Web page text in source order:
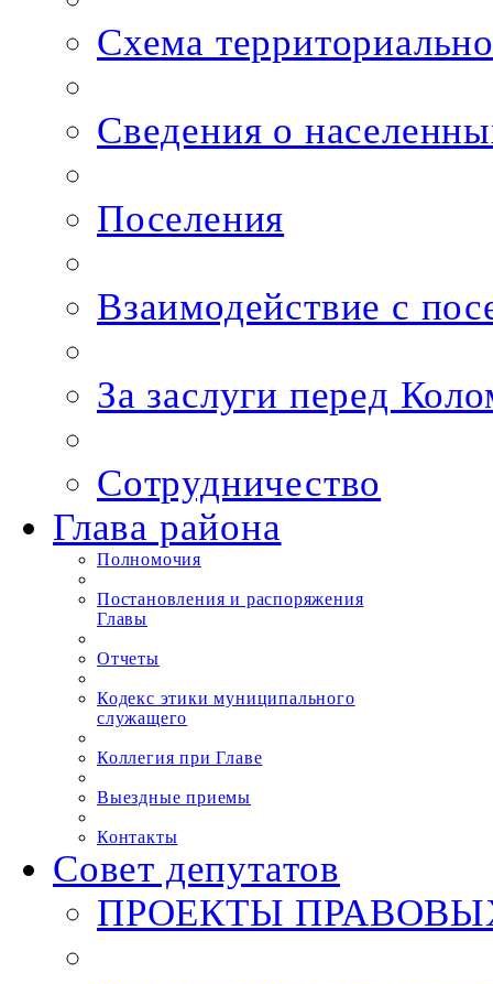
Схема
Сведения о
Поселения
Взаимодействие с
За заслуги перед
Сотрудничество
Глава района
Полномочия
Постановления и распоряжения
Главы
Отчеты
Кодекс этики муниципального
служащего
Коллегия при Главе
Выездные приемы
Контакты
Совет депутатов
ПРОЕКТЫ